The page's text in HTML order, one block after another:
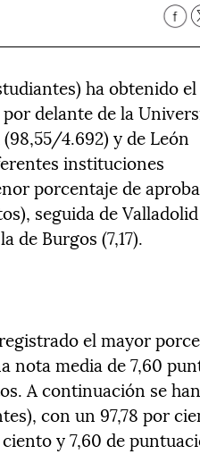
ha obtenido el
delante de la
4.692) y de León
instituciones
porcentaje de
seguida de Valladolid
de Burgos (7,17).
el mayor
nota media de 7,60
A continuación se han
con un 97,78 por
y 7,60 de